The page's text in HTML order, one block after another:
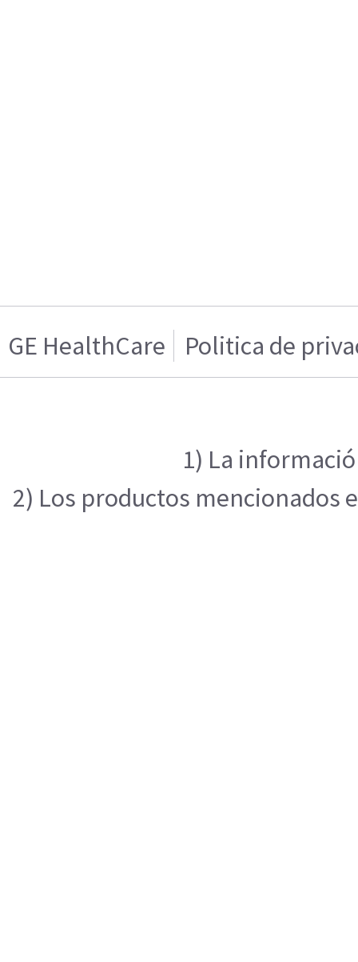
GE HealthCare Politica de
1) La
2) Los productos mencionados